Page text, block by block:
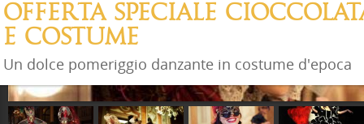
OFFERTA SPECIALE
E COSTUME
Un dolce pomeriggio danzante in costume d'epoca